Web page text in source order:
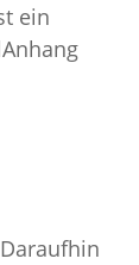
ein